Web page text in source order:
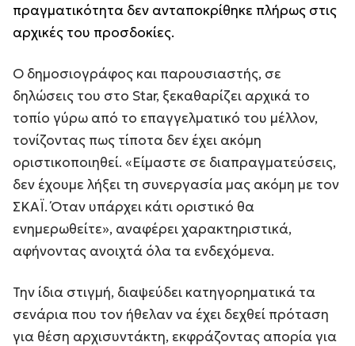
πραγματικότητα δεν ανταποκρίθηκε πλήρως στις
αρχικές του προσδοκίες.
Ο δημοσιογράφος και παρουσιαστής, σε
δηλώσεις του στο Star, ξεκαθαρίζει αρχικά το
τοπίο γύρω από το επαγγελματικό του μέλλον,
τονίζοντας πως τίποτα δεν έχει ακόμη
οριστικοποιηθεί. «Είμαστε σε διαπραγματεύσεις,
δεν έχουμε λήξει τη συνεργασία μας ακόμη με τον
ΣΚΑΪ. Όταν υπάρχει κάτι οριστικό θα
ενημερωθείτε», αναφέρει χαρακτηριστικά,
αφήνοντας ανοιχτά όλα τα ενδεχόμενα.
Την ίδια στιγμή, διαψεύδει κατηγορηματικά τα
σενάρια που τον ήθελαν να έχει δεχθεί πρόταση
για θέση αρχισυντάκτη, εκφράζοντας απορία για